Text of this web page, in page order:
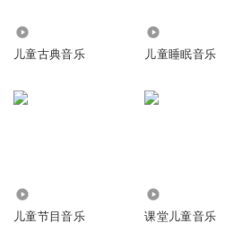
儿童古典音乐 儿童睡眠音乐
儿童节目音乐 课堂儿童音乐